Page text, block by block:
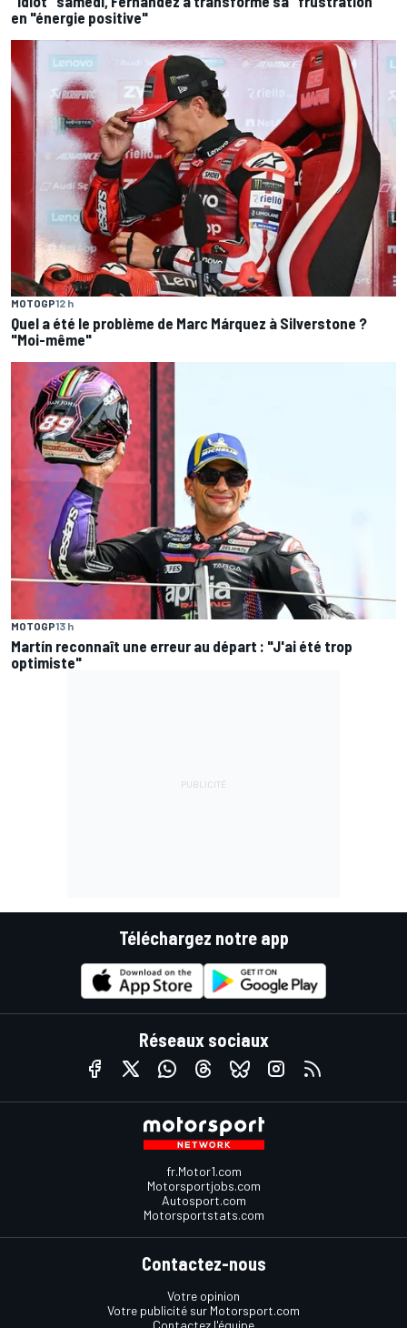
en "énergie positive"
MOTOGP12 h
Quel a été le problème de Marc Márquez à Silverstone ?
"Moi-même"
MOTOGP13 h
Martín reconnaît une erreur au départ : "J'ai été trop
optimiste"
Téléchargez notre app
Réseaux sociaux
fr.Motor1.com
Motorsportjobs.com
Autosport.com
Motorsportstats.com
Contactez-nous
Votre opinion
Votre publicité sur Motorsport.com
Contactez l'équipe